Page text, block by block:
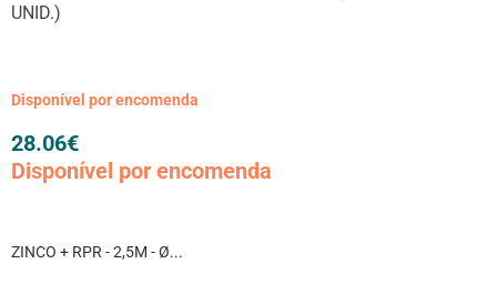
UNID.)
Disponível por encomenda
28.06€
Disponível por encomenda
ZINCO + RPR - 2,5M - Ø...